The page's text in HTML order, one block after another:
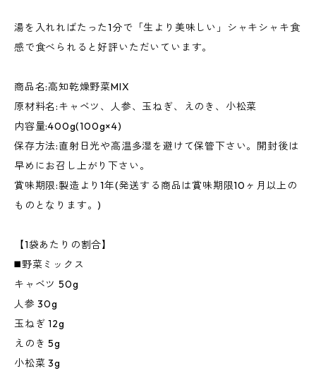
湯を入れればたった1分で「生より美味しい」シャキシャキ食
感で食べられると好評いただいています。
商品名:高知乾燥野菜MIX
原材料名:キャベツ、人参、玉ねぎ、えのき、小松菜
内容量:400g(100g×4)
保存方法:直射日光や高温多湿を避けて保管下さい。開封後は
早めにお召し上がり下さい。
賞味期限:製造より1年(発送する商品は賞味期限10ヶ月以上の
ものとなります。)
【1袋あたりの割合】
◼️野菜ミックス
キャベツ 50g
人参 30g
玉ねぎ 12g
えのき 5g
小松菜 3g